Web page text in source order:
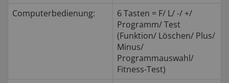
Computerbedienung:
6 Tasten = F/ L/ -/ +/
Programm/ Test
(Funktion/ Löschen/ Plus/
Minus/
Programmauswahl/
Fitness-Test)